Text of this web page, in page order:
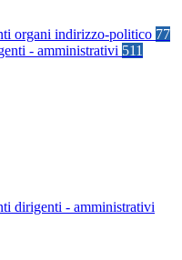
organi indirizzo-politico 77
- amministrativi 511
dirigenti - amministrativi